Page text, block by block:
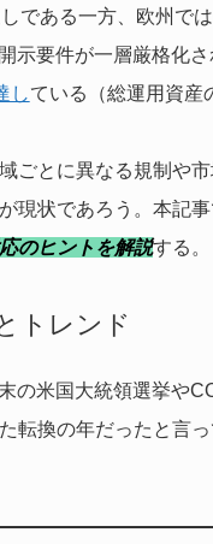
である一方、欧州で
示要件が一層厳格化
している（総運用資産
ごとに異なる規制や
現状であろう。本記事
のヒントを解説する。
トレンド
の米国大統領選挙や
転換の年だったと言